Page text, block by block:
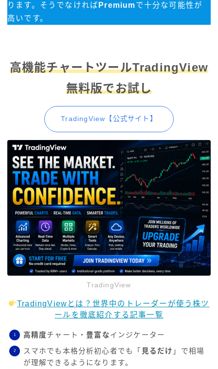
ります。そうでなければ Premiumで十分な可能性が
高いです。
高機能チャートツールTradingView
無料版でお試し
TradingView【公式サイト】
TradingView
TradingViewとは？世界中のトレーダーが使う株ツ
ールを徹底紹介する記事一覧
高精度チャート・ 豊富なインジケーター
スマホでも本格分析初心者でも「 見るだけ 」で相場
が理解できるようになります。